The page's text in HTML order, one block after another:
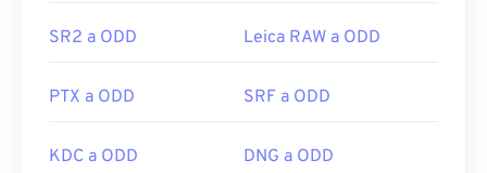
Manager.
SR2 a ODD Leica RAW a ODD
PTX a ODD SRF a ODD
KDC a ODD DNG a ODD